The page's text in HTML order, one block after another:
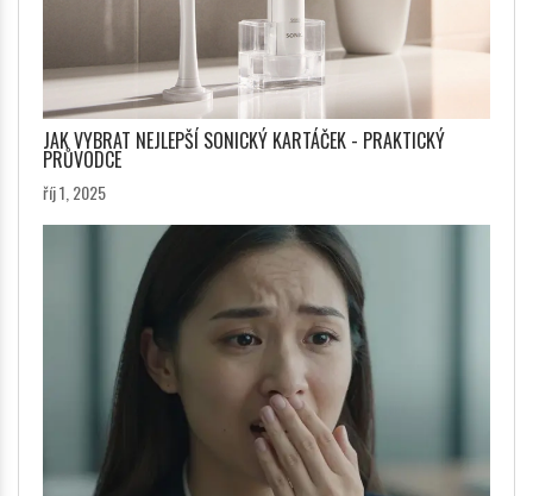
JAK VYBRAT NEJLEPŠÍ SONICKÝ KARTÁČEK - PRAKTICKÝ
PRŮVODCE
říj 1, 2025